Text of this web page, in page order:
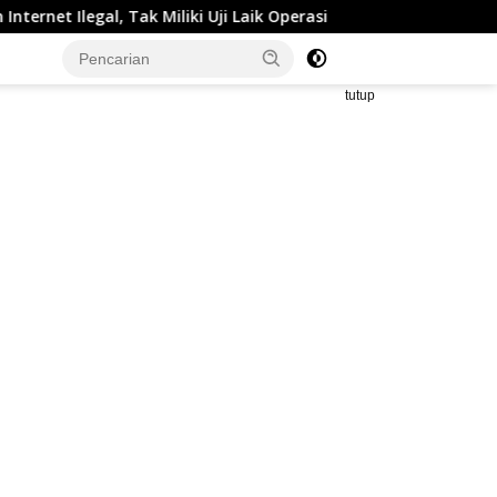
Laik Operasi Tak Berkutik! Komplotan Curanmor
tutup